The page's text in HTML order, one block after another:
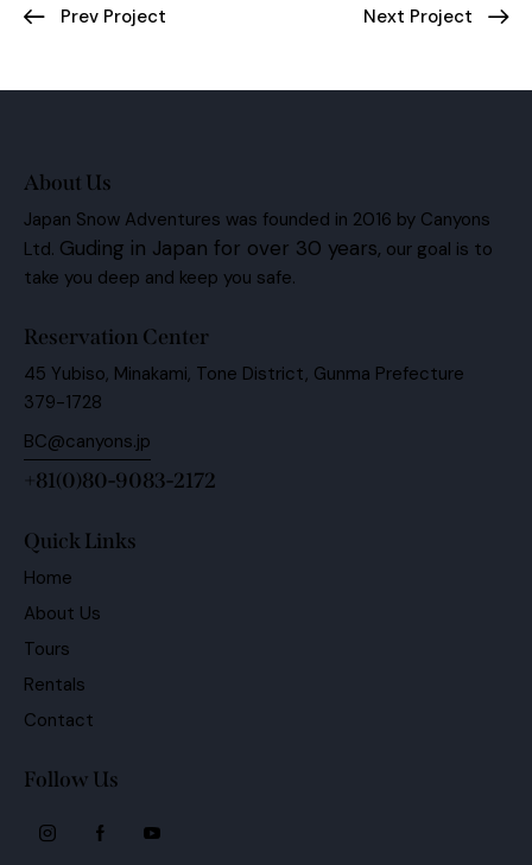
Prev Project Next Project
About Us
Japan Snow Adventures was founded in 2016 by Canyons
Ltd. Guding in Japan for over 30 years, our goal is to
take you deep and keep you safe.
Reservation Center
45 Yubiso, Minakami, Tone District, Gunma Prefecture
379-1728
BC@canyons.jp
+81(0)80-9083-2172
Quick Links
Home
About Us
Tours
Rentals
Contact
Follow Us